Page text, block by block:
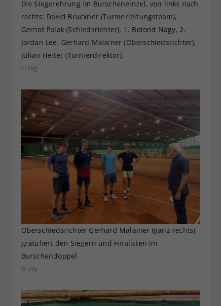
Die Siegerehrung im Burscheneinzel, von links nach
rechts: David Bruckner (Turnierleitungsteam),
Gernot Polak (Schiedsrichter), 1. Botond Nagy, 2.
Jordan Lee, Gerhard Malainer (Oberschiedsrichter),
Julian Heiter (Turnierdirektor).
© zVg
Oberschiedsrichter Gerhard Malainer (ganz rechts)
gratuliert den Siegern und Finalisten im
Burschendoppel.
© zVg